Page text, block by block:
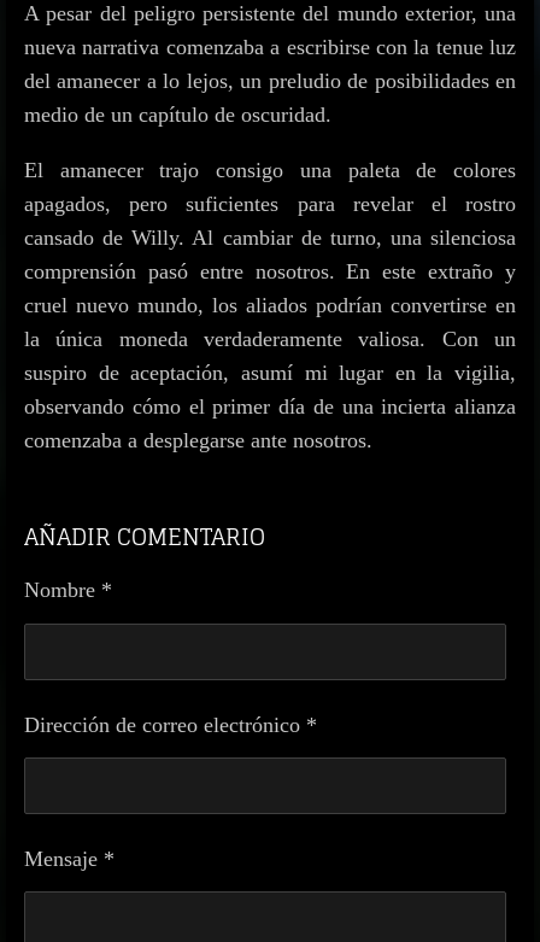
A pesar del peligro persistente del mundo exterior, una
nueva narrativa comenzaba a escribirse con la tenue luz
del amanecer a lo lejos, un preludio de posibilidades en
medio de un capítulo de oscuridad.
El amanecer trajo consigo una paleta de colores
apagados, pero suficientes para revelar el rostro
cansado de Willy. Al cambiar de turno, una silenciosa
comprensión pasó entre nosotros. En este extraño y
cruel nuevo mundo, los aliados podrían convertirse en
la única moneda verdaderamente valiosa. Con un
suspiro de aceptación, asumí mi lugar en la vigilia,
observando cómo el primer día de una incierta alianza
comenzaba a desplegarse ante nosotros.
AÑADIR COMENTARIO
Nombre *
Dirección de correo electrónico *
Mensaje *